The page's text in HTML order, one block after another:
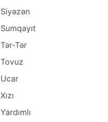
Siyəzən
Sumqayıt
Tər-Tər
Tovuz
Ucar
Xızı
Yardımlı